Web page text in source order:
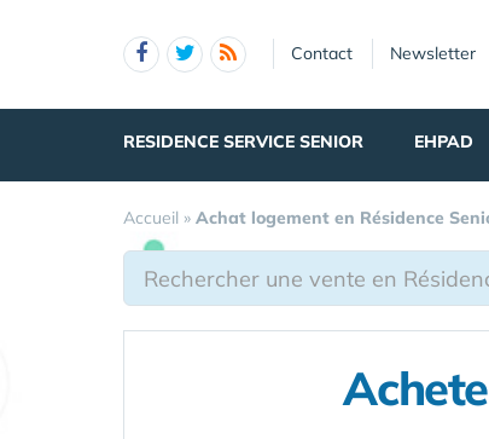
Contact Newsletter
RESIDENCE SERVICE SENIOR EHPAD
Accueil » Achat logement en Résidence